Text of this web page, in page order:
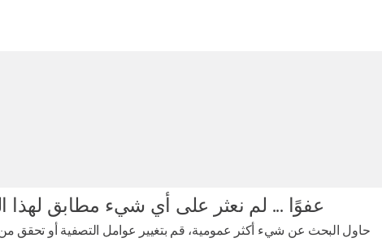
عفوًا ... لم نعثر على أي شيء مطابق لهذا
حاول البحث عن شيء أكثر عمومية، قم بتغيير عوامل التصفية أو تحقق من